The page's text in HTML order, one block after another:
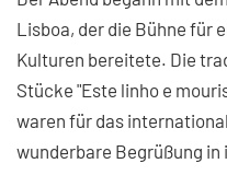
Lisboa, der die Bühne für
Kulturen bereitete. Die
Stücke "Este linho e
waren für das
wunderbare Begrüßung in